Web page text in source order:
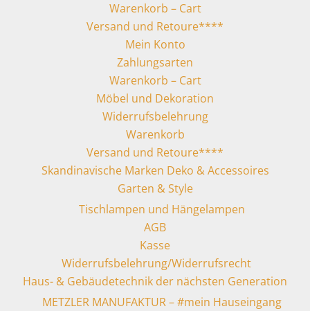
Warenkorb – Cart
Versand und Retoure****
Mein Konto
Zahlungsarten
Warenkorb – Cart
Möbel und Dekoration
Widerrufsbelehrung
Warenkorb
Versand und Retoure****
Skandinavische Marken Deko & Accessoires
Garten & Style
Tischlampen und Hängelampen
AGB
Kasse
Widerrufsbelehrung/Widerrufsrecht
Haus- & Gebäudetechnik der nächsten Generation
METZLER MANUFAKTUR – #mein Hauseingang